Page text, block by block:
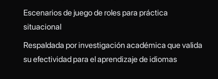
Escenarios de juego de roles para práctica
situacional
Respaldada por investigación académica que valida
su efectividad para el aprendizaje de idiomas